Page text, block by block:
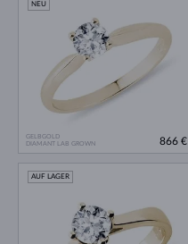
GELBGOLD
DIAMANT LAB GROWN
NEU
866 €
AUF LAGER